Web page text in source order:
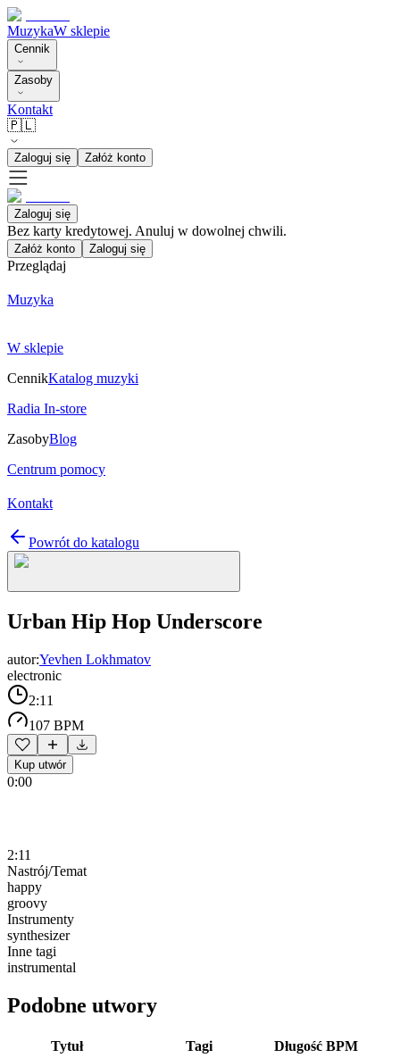
MuzykaW sklepie
Cennik
Zasoby
Kontakt
🇵🇱
Zaloguj się Załóż konto
Zaloguj się
Bez karty kredytowej. Anuluj w dowolnej chwili.
Załóż konto Zaloguj się
Przeglądaj
Muzyka
W sklepie
CennikKatalog muzyki
Radia In-store
ZasobyBlog
Centrum pomocy
Kontakt
Powrót do katalogu
Urban Hip Hop Underscore
autor:Yevhen Lokhmatov
electronic
2:11
107 BPM
Kup utwór
0:00
2:11
Nastrój/Temat
happy
groovy
Instrumenty
synthesizer
Inne tagi
instrumental
Podobne utwory
Tytuł Tagi Długość BPM